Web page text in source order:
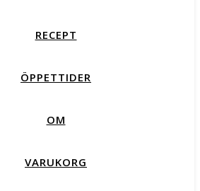
RECEPT
ÖPPETTIDER
OM
VARUKORG